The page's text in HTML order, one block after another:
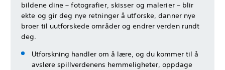
bildene dine – fotografier, skisser og malerier – blir
ekte og gir deg nye retninger å utforske, danner nye
broer til uutforskede områder og endrer verden rundt
deg.
Utforskning handler om å lære, og du kommer til å
avsløre spillverdenens hemmeligheter, oppdage